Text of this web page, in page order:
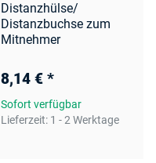
Distanzhülse/
Distanzbuchse zum
Mitnehmer
8,14 € *
Sofort verfügbar
Lieferzeit: 1 - 2 Werktage